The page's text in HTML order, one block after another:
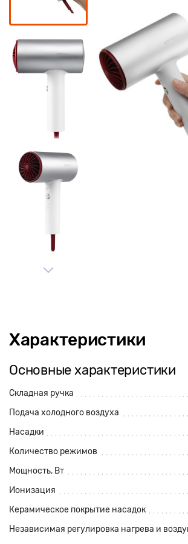
Характеристики
Основные характеристики
Складная ручка
Подача холодного воздуха
Насадки
Количество режимов
Мощность, Вт
Ионизация
Керамическое покрытие насадок
Независимая регулировка нагрева и